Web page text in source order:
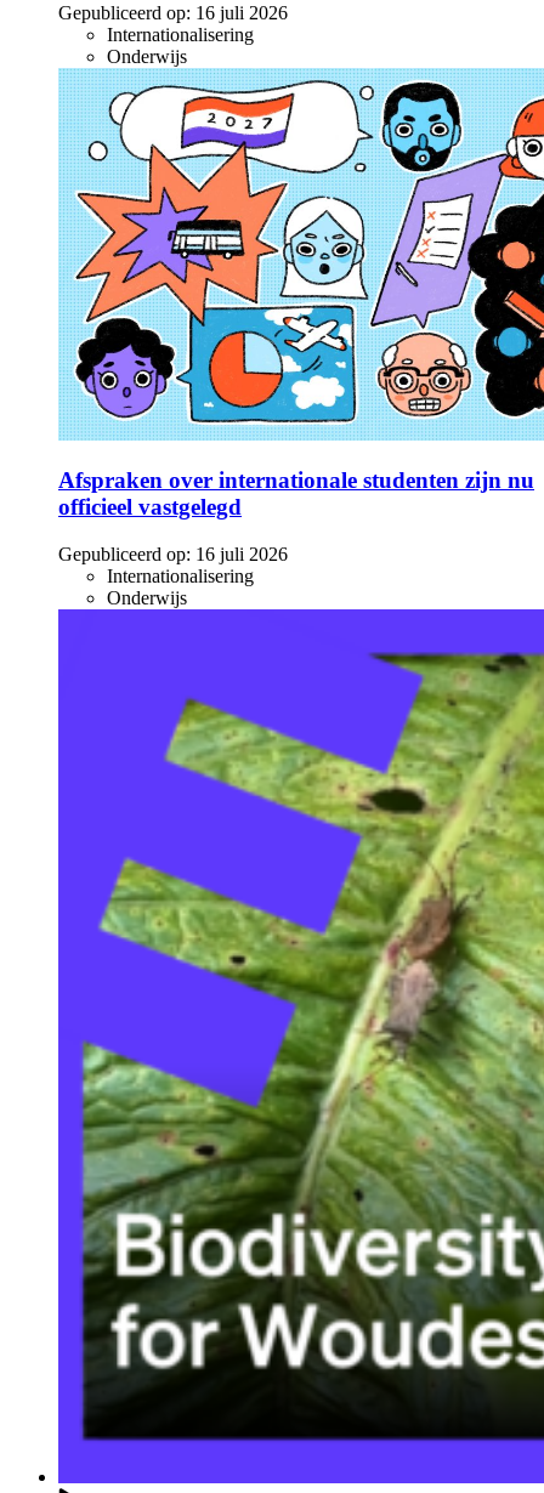
Gepubliceerd op: 16 juli 2026
Internationalisering
Onderwijs
Afspraken over internationale studenten zijn nu
officieel vastgelegd
Gepubliceerd op: 16 juli 2026
Internationalisering
Onderwijs